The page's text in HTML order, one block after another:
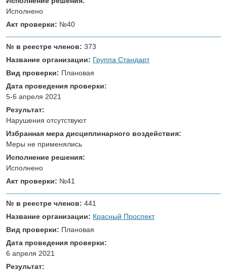
Исполнено
Акт проверки: №40
№ в реестре членов: 373
Название организации: Группа Стандарт
Вид проверки: Плановая
Дата проведения проверки:
5-6 апреля 2021
Результат:
Нарушения отсутствуют
Избранная мера дисциплинарного воздействия:
Меры не применялись
Исполнение решения:
Исполнено
Акт проверки: №41
№ в реестре членов: 441
Название организации: Красный Проспект
Вид проверки: Плановая
Дата проведения проверки:
6 апреля 2021
Результат: